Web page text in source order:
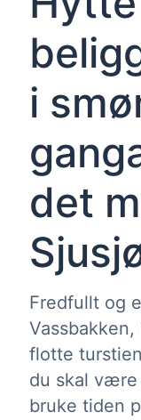
i
det
Fredfullt og
flotte
du skal være
bruke tiden